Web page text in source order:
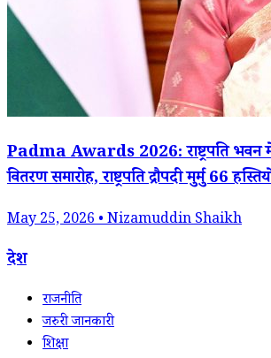
Padma Awards 2026: राष्ट्रपति भवन
वितरण समारोह, राष्ट्रपति द्रौपदी मुर्मु 66
May 25, 2026 • Nizamuddin Shaikh
देश
राजनीति
जरुरी जानकारी
शिक्षा